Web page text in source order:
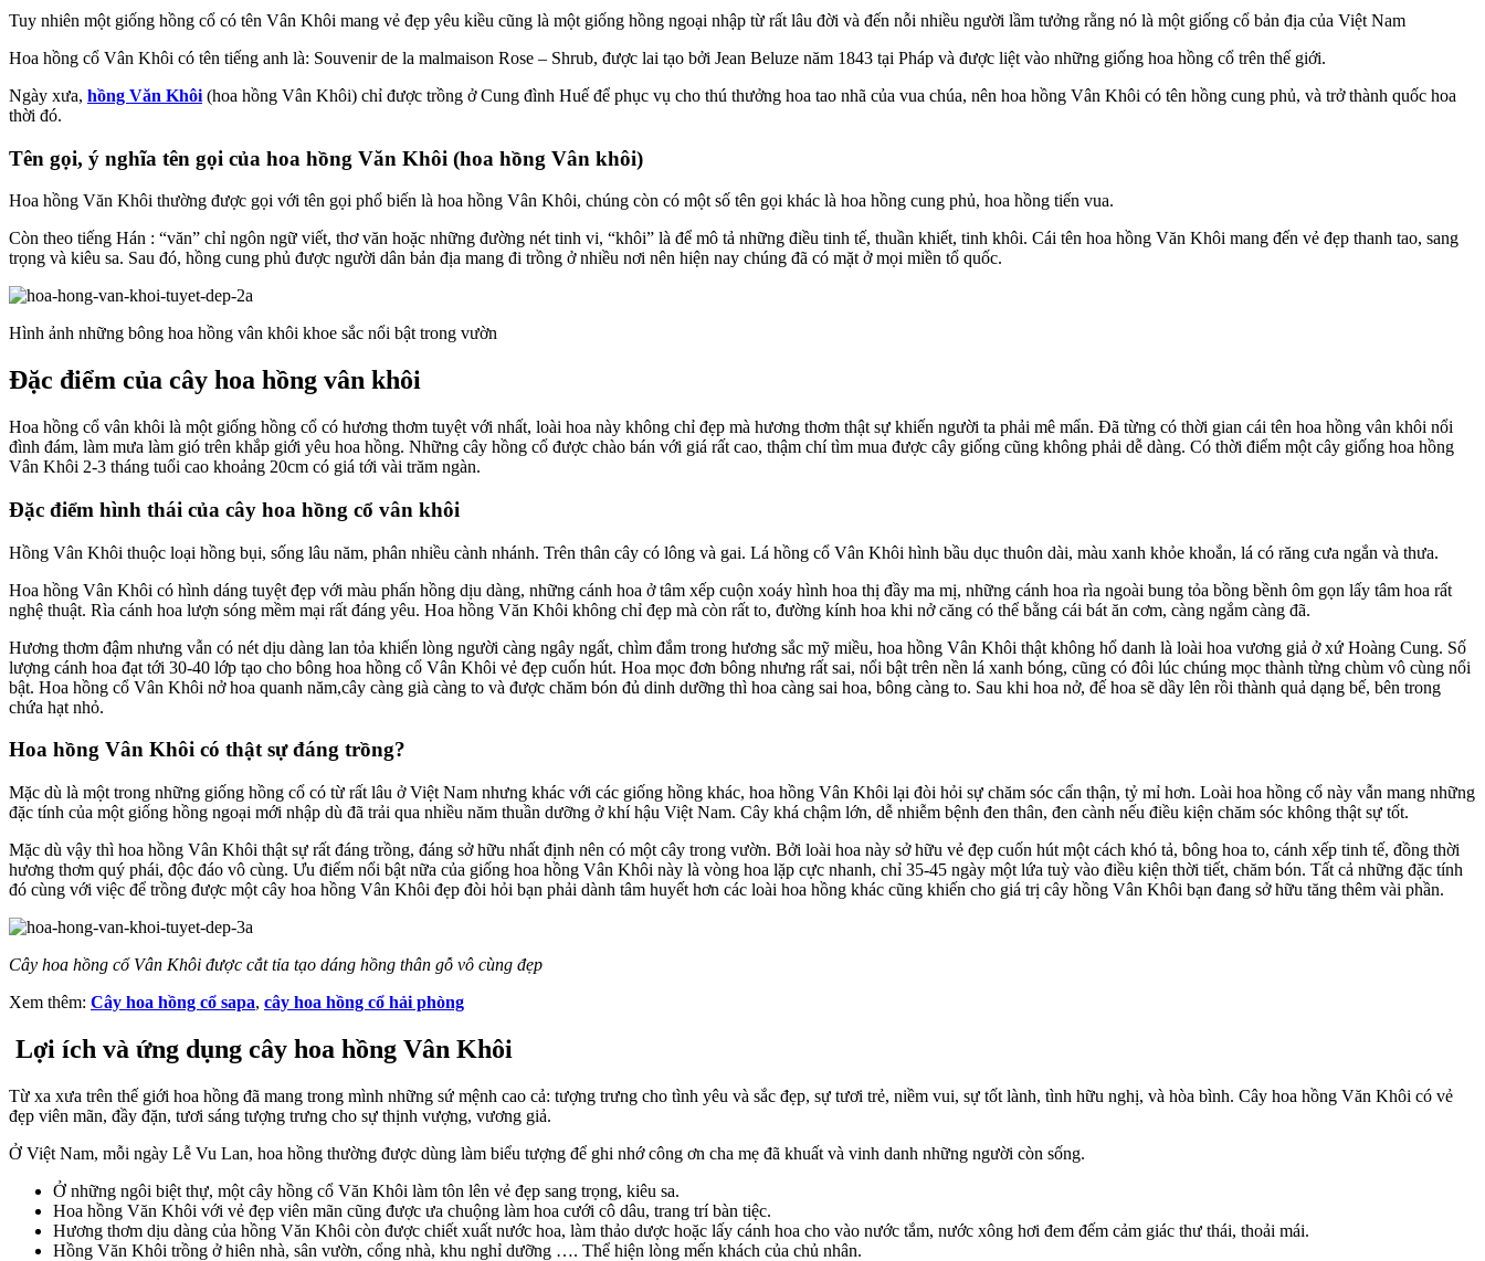
Tuy nhiên một giống hồng cổ có tên Vân Khôi mang vẻ đẹp yêu kiều cũng là một giống hồng ngoại nhập từ rất lâu đời và đến nỗi nhiều người lầm tưởng rằng nó là một giống cổ bản địa của Việt Nam
Hoa hồng cổ Vân Khôi có tên tiếng anh là: Souvenir de la malmaison Rose – Shrub, được lai tạo bởi Jean Beluze năm 1843 tại Pháp và được liệt vào những giống hoa hồng cổ trên thế giới.
Ngày xưa, hồng Văn Khôi (hoa hồng Vân Khôi) chỉ được trồng ở Cung đình Huế để phục vụ cho thú thưởng hoa tao nhã của vua chúa, nên hoa hồng Vân Khôi có tên hồng cung phủ, và trở thành quốc hoa
thời đó.
Tên gọi, ý nghĩa tên gọi của hoa hồng Văn Khôi (hoa hồng Vân khôi)
Hoa hồng Văn Khôi thường được gọi với tên gọi phổ biến là hoa hồng Vân Khôi, chúng còn có một số tên gọi khác là hoa hồng cung phủ, hoa hồng tiến vua.
Còn theo tiếng Hán : “văn” chỉ ngôn ngữ viết, thơ văn hoặc những đường nét tinh vi, “khôi” là để mô tả những điều tinh tế, thuần khiết, tinh khôi. Cái tên hoa hồng Văn Khôi mang đến vẻ đẹp thanh tao, sang
trọng và kiêu sa. Sau đó, hồng cung phủ được người dân bản địa mang đi trồng ở nhiều nơi nên hiện nay chúng đã có mặt ở mọi miền tổ quốc.
Hình ảnh những bông hoa hồng vân khôi khoe sắc nổi bật trong vườn
Đặc điểm của cây hoa hồng vân khôi
Hoa hồng cổ vân khôi là một giống hồng cổ có hương thơm tuyệt với nhất, loài hoa này không chỉ đẹp mà hương thơm thật sự khiến người ta phải mê mẩn. Đã từng có thời gian cái tên hoa hồng vân khôi nổi
đình đám, làm mưa làm gió trên khắp giới yêu hoa hồng. Những cây hồng cổ được chào bán với giá rất cao, thậm chí tìm mua được cây giống cũng không phải dễ dàng. Có thời điểm một cây giống hoa hồng
Vân Khôi 2-3 tháng tuổi cao khoảng 20cm có giá tới vài trăm ngàn.
Đặc điểm hình thái của cây hoa hồng cổ vân khôi
Hồng Vân Khôi thuộc loại hồng bụi, sống lâu năm, phân nhiều cành nhánh. Trên thân cây có lông và gai. Lá hồng cổ Vân Khôi hình bầu dục thuôn dài, màu xanh khỏe khoắn, lá có răng cưa ngắn và thưa.
Hoa hồng Vân Khôi có hình dáng tuyệt đẹp với màu phấn hồng dịu dàng, những cánh hoa ở tâm xếp cuộn xoáy hình hoa thị đầy ma mị, những cánh hoa rìa ngoài bung tỏa bồng bềnh ôm gọn lấy tâm hoa rất
nghệ thuật. Rìa cánh hoa lượn sóng mềm mại rất đáng yêu. Hoa hồng Văn Khôi không chỉ đẹp mà còn rất to, đường kính hoa khi nở căng có thể bằng cái bát ăn cơm, càng ngắm càng đã.
Hương thơm đậm nhưng vẫn có nét dịu dàng lan tỏa khiến lòng người càng ngây ngất, chìm đắm trong hương sắc mỹ miều, hoa hồng Vân Khôi thật không hổ danh là loài hoa vương giả ở xứ Hoàng Cung. Số
lượng cánh hoa đạt tới 30-40 lớp tạo cho bông hoa hồng cổ Vân Khôi vẻ đẹp cuốn hút. Hoa mọc đơn bông nhưng rất sai, nổi bật trên nền lá xanh bóng, cũng có đôi lúc chúng mọc thành từng chùm vô cùng nổi
bật. Hoa hồng cổ Vân Khôi nở hoa quanh năm,cây càng già càng to và được chăm bón đủ dinh dưỡng thì hoa càng sai hoa, bông càng to. Sau khi hoa nở, đế hoa sẽ dầy lên rồi thành quả dạng bế, bên trong
chứa hạt nhỏ.
Hoa hồng Vân Khôi có thật sự đáng trồng?
Mặc dù là một trong những giống hồng cổ có từ rất lâu ở Việt Nam nhưng khác với các giống hồng khác, hoa hồng Vân Khôi lại đòi hỏi sự chăm sóc cẩn thận, tỷ mỉ hơn. Loài hoa hồng cổ này vẫn mang những
đặc tính của một giống hồng ngoại mới nhập dù đã trải qua nhiều năm thuần dưỡng ở khí hậu Việt Nam. Cây khá chậm lớn, dễ nhiễm bệnh đen thân, đen cành nếu điều kiện chăm sóc không thật sự tốt.
Mặc dù vậy thì hoa hồng Vân Khôi thật sự rất đáng trồng, đáng sở hữu nhất định nên có một cây trong vườn. Bởi loài hoa này sở hữu vẻ đẹp cuốn hút một cách khó tả, bông hoa to, cánh xếp tinh tế, đồng thời
hương thơm quý phái, độc đáo vô cùng. Ưu điểm nổi bật nữa của giống hoa hồng Vân Khôi này là vòng hoa lặp cực nhanh, chỉ 35-45 ngày một lứa tuỳ vào điều kiện thời tiết, chăm bón. Tất cả những đặc tính
đó cùng với việc để trồng được một cây hoa hồng Vân Khôi đẹp đòi hỏi bạn phải dành tâm huyết hơn các loài hoa hồng khác cũng khiến cho giá trị cây hồng Vân Khôi bạn đang sở hữu tăng thêm vài phần.
Cây hoa hồng cổ Vân Khôi được cắt tỉa tạo dáng hồng thân gỗ vô cùng đẹp
Xem thêm: Cây hoa hồng cổ sapa, cây hoa hồng cổ hải phòng
Lợi ích và ứng dụng cây hoa hồng Vân Khôi
Từ xa xưa trên thế giới hoa hồng đã mang trong mình những sứ mệnh cao cả: tượng trưng cho tình yêu và sắc đẹp, sự tươi trẻ, niềm vui, sự tốt lành, tình hữu nghị, và hòa bình. Cây hoa hồng Văn Khôi có vẻ
đẹp viên mãn, đầy đặn, tươi sáng tượng trưng cho sự thịnh vượng, vương giả.
Ở Việt Nam, mỗi ngày Lễ Vu Lan, hoa hồng thường được dùng làm biểu tượng để ghi nhớ công ơn cha mẹ đã khuất và vinh danh những người còn sống.
Ở những ngôi biệt thự, một cây hồng cổ Văn Khôi làm tôn lên vẻ đẹp sang trọng, kiêu sa.
Hoa hồng Văn Khôi với vẻ đẹp viên mãn cũng được ưa chuộng làm hoa cưới cô dâu, trang trí bàn tiệc.
Hương thơm dịu dàng của hồng Văn Khôi còn được chiết xuất nước hoa, làm thảo dược hoặc lấy cánh hoa cho vào nước tắm, nước xông hơi đem đếm cảm giác thư thái, thoải mái.
Hồng Văn Khôi trồng ở hiên nhà, sân vườn, cổng nhà, khu nghỉ dưỡng …. Thể hiện lòng mến khách của chủ nhân.